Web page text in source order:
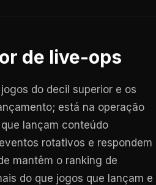
de live-ops
do decil superior e os
está na operação
lançam conteúdo
rotativos e respondem
mantêm o ranking de
do que jogos que lançam e